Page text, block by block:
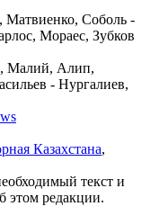
Матвиенко, Соболь -
Мораес, Зубков
Малий, Алип,
- Нургалиев,
Казахстана,
текст и
этом редакции.